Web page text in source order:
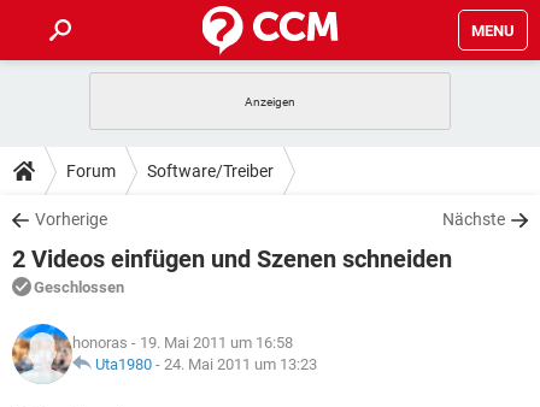
MENU
ANDROID IOS
WINDOWS 10
WHATSAPP TIKTOK
FACEBOOK
TIPPS & TRICKS
SPIELE
WINDOWS 10
WHATSAPP
FACEBOOK HARDWARE
DOWNLOADS
SPIELE STREAMING
ANDROID
WINDOWS 10 INSTAGRAM
WHATSAPP
FORUM
SPIELE
ANDROID IOS
LEXIKON
SPIELE
Forum Software/Treiber
Vorherige Nächste
2 Videos einfügen und Szenen schneiden
Geschlossen
honoras - 19. Mai 2011 um 16:58
Uta1980 - 24. Mai 2011 um 13:23